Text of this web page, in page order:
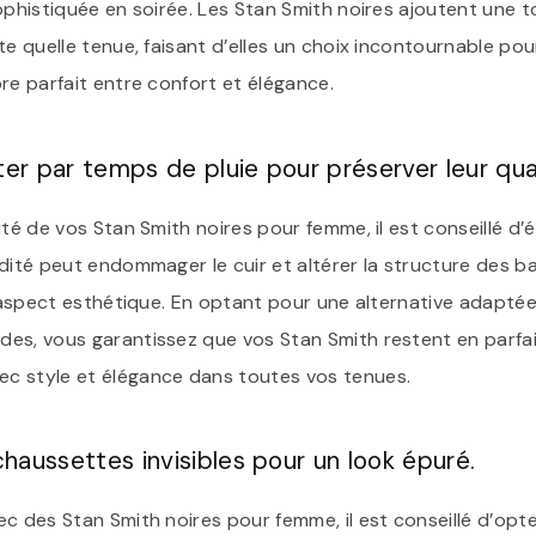
en soirée. Les Stan Smith noires ajoutent une
quelle tenue, faisant d’elles un choix incontournable
parfait entre confort et élégance.
par temps de pluie pour préserver leur
de vos Stan Smith noires pour femme, il est conseillé
peut endommager le cuir et altérer la structure des
esthétique. En optant pour une alternative
vous garantissez que vos Stan Smith restent en
style et élégance dans toutes vos tenues.
invisibles pour un look épuré.
des Stan Smith noires pour femme, il est conseillé